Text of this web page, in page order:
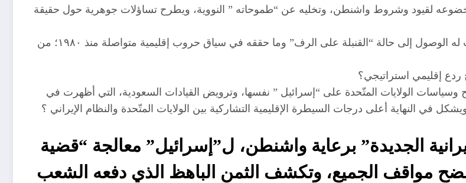
خضوعه لقيود وشروط واشنطن، وتخليه عن “طموحاته ” النووية، ويطرح تساؤلات جوهرية حول حقيقة
١ماهي طبيعة العلاقات بين الولايات المتّحدة والنظام الإيراني التي أتاحت له الوصول إلى حالة “القنبلة على الرف” وما حققه في سياق حروب إقليمية متواصلة منذ ١٩٨٠؛ من
وسياسات الولايات المتّحدة على “إسرائيل ” نفسها، وترويض القيادات السعودية، التي أظهرت في
في النهاية أعلى درجات السيطرة الإقليمية التشاركية بين الولايات المتّحدة والنظام الإيراني ؟
الإيرانية الجديدة” برعاية واشنطن، ل”إسرائيل” معالجة “قضية
مواقف الجميع، وتكشف الثمن الباهظ الذي دفعه الشعب